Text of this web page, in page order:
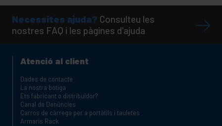
Necessites ajuda? Consulteu les
nostres FAQ i les pàgines d'ajuda
Atenció al client
Dades de contacte
La nostra botiga
Ets fabricant o distribuïdor?
Canal de Denúncies
Carros de càrrega per a portàtils i tauletes
Armaris Rack